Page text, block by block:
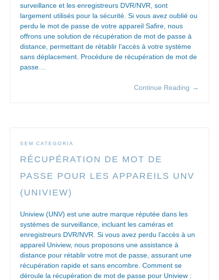
surveillance et les enregistreurs DVR/NVR, sont
largement utilisés pour la sécurité. Si vous avez oublié ou
perdu le mot de passe de votre appareil Safire, nous
offrons une solution de récupération de mot de passe à
distance, permettant de rétablir l’accès à votre système
sans déplacement. Procédure de récupération de mot de
passe…
Continue Reading →
SEM CATEGORIA
RÉCUPÉRATION DE MOT DE
PASSE POUR LES APPAREILS UNV
(UNIVIEW)
Uniview (UNV) est une autre marque réputée dans les
systèmes de surveillance, incluant les caméras et
enregistreurs DVR/NVR. Si vous avez perdu l’accès à un
appareil Uniview, nous proposons une assistance à
distance pour rétablir votre mot de passe, assurant une
récupération rapide et sans encombre. Comment se
déroule la récupération de mot de passe pour Uniview :